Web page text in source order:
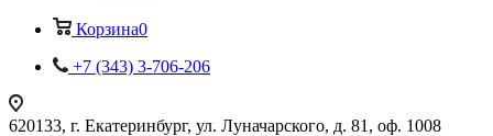
Корзина0
+7 (343) 3-706-206
620133, г. Екатеринбург, ул. Луначарского, д. 81, оф. 1008